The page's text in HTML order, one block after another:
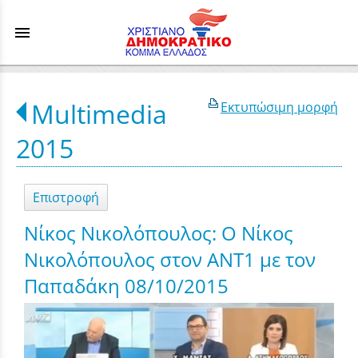
menu
Εκτυπώσιμη μορφή
Multimedia
2015
Επιστροφή
Νίκος Νικολόπουλος: Ο Νίκος
Νικολόπουλος στον ANT1 με τον
Παπαδάκη 08/10/2015